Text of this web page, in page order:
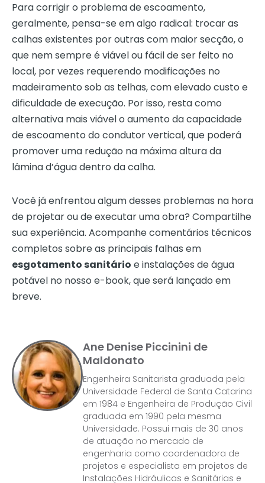
Para corrigir o problema de escoamento,
geralmente, pensa-se em algo radical: trocar as
calhas existentes por outras com maior secção, o
que nem sempre é viável ou fácil de ser feito no
local, por vezes requerendo modificações no
madeiramento sob as telhas, com elevado custo e
dificuldade de execução. Por isso, resta como
alternativa mais viável o aumento da capacidade
de escoamento do condutor vertical, que poderá
promover uma redução na máxima altura da
lâmina d’água dentro da calha.
Você já enfrentou algum desses problemas na hora
de projetar ou de executar uma obra? Compartilhe
sua experiência. Acompanhe comentários técnicos
completos sobre as principais falhas em
esgotamento sanitário e instalações de água
potável no nosso e-book, que será lançado em
breve.
Ane Denise Piccinini de
Maldonato
Engenheira Sanitarista graduada pela
Universidade Federal de Santa Catarina
em 1984 e Engenheira de Produção Civil
graduada em 1990 pela mesma
Universidade. Possui mais de 30 anos
de atuação no mercado de
engenharia como coordenadora de
projetos e especialista em projetos de
Instalações Hidráulicas e Sanitárias e